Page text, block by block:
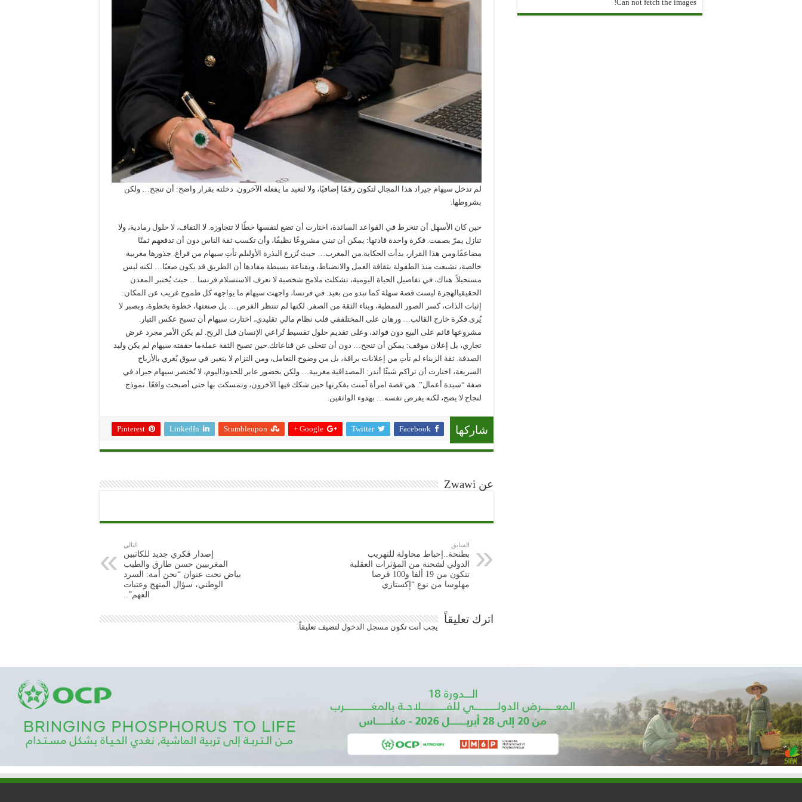
لم تدخل سيهام جيراد هذا المجال لتكون رقمًا إضافيًا، ولا لتعيد ما يفعله الآخرون. دخلته بقرار واضح: أن تنجح… ولكن
بشروطها.
حين كان الأسهل أن تنخرط في القواعد السائدة، اختارت أن تضع لنفسها خطًا لا تتجاوزه. لا التفاف، لا حلول رمادية، ولا
تنازل يمرّ بصمت. فكرة واحدة قادتها: يمكن أن تبني مشروعًا نظيفًا، وأن تكسب ثقة الناس دون أن تدفعهم ثمنًا
مضاعفًا.ومن هذا القرار، بدأت الحكاية.من المغرب… حيث تُزرع البذرة الأولىلم تأتِ سيهام من فراغ. جذورها مغربية
خالصة، تشبعت منذ الطفولة بثقافة العمل والانضباط، وبقناعة بسيطة مفادها أن الطريق قد يكون صعبًا… لكنه ليس
مستحيلاً. هناك، في تفاصيل الحياة اليومية، تشكلت ملامح شخصية لا تعرف الاستسلام.فرنسا… حيث يُختبر المعدن
الحقيقيالهجرة ليست قصة سهلة كما تبدو من بعيد. في فرنسا، واجهت سيهام ما يواجهه كل طموح غريب عن المكان:
إثبات الذات، كسر الصور النمطية، وبناء الثقة من الصفر. لكنها لم تنتظر الفرص… بل صنعتها، خطوة بخطوة، وبصبر لا
يُرى.فكرة خارج القالب… ورهان على المختلففي قلب نظام مالي تقليدي، اختارت سيهام أن تسبح عكس التيار.
مشروعها قائم على البيع دون فوائد، وعلى تقديم حلول تقسيط تُراعي الإنسان قبل الربح. لم يكن الأمر مجرد عرض
تجاري، بل إعلان موقف: يمكن أن تنجح… دون أن تتخلى عن قناعاتك.حين تصبح الثقة عملةما حققته سيهام لم يكن وليد
الصدفة. ثقة الزبناء لم تأتِ من إعلانات براقة، بل من وضوح التعامل، ومن التزام لا يتغير. في سوق يُغري بالأرباح
السريعة، اختارت أن تراكم شيئًا أندر: المصداقية.مغربية… ولكن بحضور عابر للحدوداليوم، لا تُختصر سيهام جيراد في
صفة “سيدة أعمال”. هي قصة امرأة آمنت بفكرتها حين شكك فيها الآخرون، وتمسكت بها حتى أصبحت واقعًا. نموذج
لنجاح لا يضج، لكنه يفرض نفسه… بهدوء الواثقين.
شاركها Facebook
Twitter
Google +
Stumbleupon
LinkedIn
Pinterest
عن Zwawi
السابق
بطنحة..إحباط محاولة للتهريب
الدولي لشحنة من المؤثرات العقلية
تتكون من 19 ألفا و100 قرصا
مهلوسا من نوع “إكستازي
التالي
إصدار فكري جديد للكاتبين
المغربيين حسن طارق والطيب
بياض تحت عنوان “نحن أمة: السرد
الوطني، سؤال المنهج وعتبات
الفهم”..
اترك تعليقاً
يجب أنت تكون مسجل الدخول لتضيف تعليقاً.
Can not fetch the images!